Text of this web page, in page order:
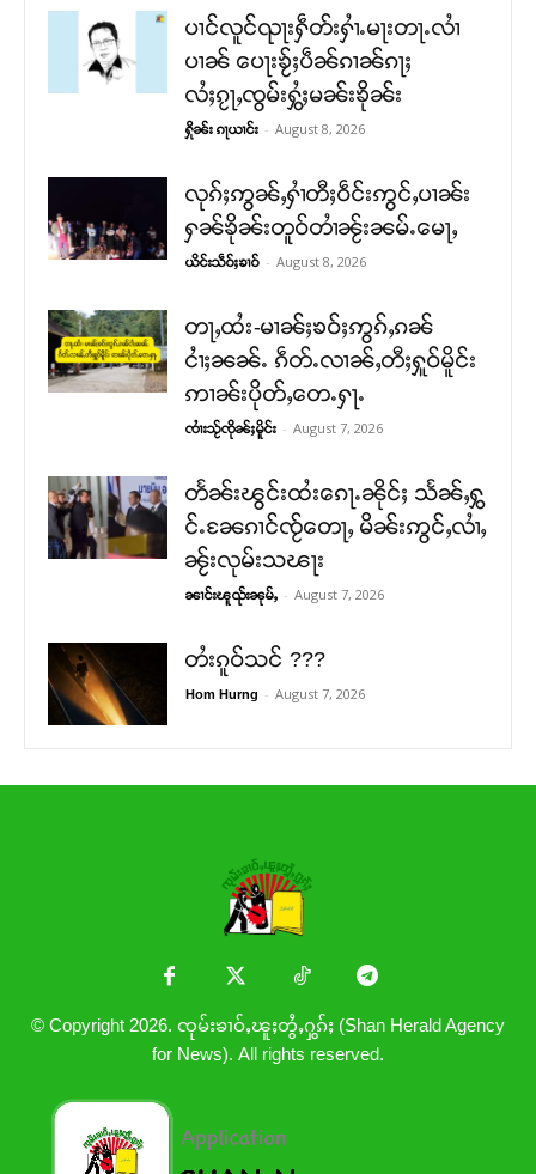
ပၢင်လူင်ၺႃးႁဵတ်းႁၢႆႉမႃးတႃႉလၢႆ
ပၢၼ် ​​ပေႃးၶႂ်ႈပဵၼ်ၵၢၼ်ၵႃႈ
လႆႈၵႂႃႇၸွမ်းႁွႆႈမၼ်းၶိုၼ်း
ႁိုၼ်း ၵႃယၢင်း - August 8, 2026
လုၵ်ႈဢွၼ်ႇႁၢႆတီႈဝဵင်းဢွင်ႇပၢၼ်း
ႁၼ်ၶိုၼ်းတူဝ်တၢႆၼႂ်းၼမ်ႉမေႃႇ
ယိင်းသဵဝ်ႈၶၢဝ် - August 8, 2026
တႃႇထႆး-မၢၼ်ႈၶဝ်ႈဢွၵ်ႇၵၼ်
ငၢႆႈၼၼ်ႉ ၵဵတ်ႉလၢၼ်ႇတီႈႁူဝ်မိူင်း
ဢၢၼ်းပိုတ်ႇတေႉႁႃႉ
ၸၢႆးသႂ်ၸိုၼ်ႈမိူင်း - August 7, 2026
တႅၼ်းၽွင်းထႆးၵေႃႉၼိုင်ႈ သႅၼ်ႇႁွ
င်ႉၼႄၵၢင်ၸႂ်တေႃႇ မိၼ်းဢွင်ႇလၢႆႇ
ၼႂ်းလုမ်းသၽႃး
ၼၢင်းၽူၺ်းၼုမ်ႇ - August 7, 2026
တႆးၵူဝ်သင် ???
Hom Hurng - August 7, 2026
© Copyright 2026. ၸုမ်းၶၢဝ်ႇၽူႈတွႆႇႁွၵ်ႈ (Shan Herald Agency
for News). All rights reserved.